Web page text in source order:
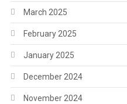
March 2025
February 2025
January 2025
December 2024
November 2024